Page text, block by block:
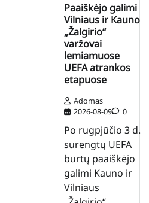
Paaiškėjo galimi
Vilniaus ir Kauno
„Žalgirio“
varžovai
lemiamuose
UEFA atrankos
etapuose
Adomas
2026-08-09
0
Po rugpjūčio 3 d.
surengtų UEFA
burtų paaiškėjo
galimi Kauno ir
Vilniaus